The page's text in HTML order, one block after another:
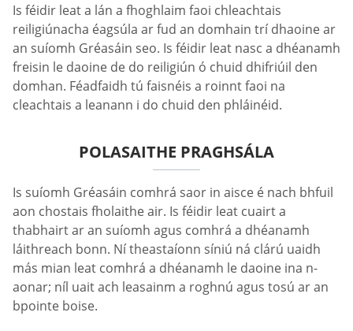
Is féidir leat a lán a fhoghlaim faoi chleachtais
reiligiúnacha éagsúla ar fud an domhain trí dhaoine ar
an suíomh Gréasáin seo. Is féidir leat nasc a dhéanamh
freisin le daoine de do reiligiún ó chuid dhifriúil den
domhan. Féadfaidh tú faisnéis a roinnt faoi na
cleachtais a leanann i do chuid den phláinéid.
POLASAITHE PRAGHSÁLA
Is suíomh Gréasáin comhrá saor in aisce é nach bhfuil
aon chostais fholaithe air. Is féidir leat cuairt a
thabhairt ar an suíomh agus comhrá a dhéanamh
láithreach bonn. Ní theastaíonn síniú ná clárú uaidh
más mian leat comhrá a dhéanamh le daoine ina n-
aonar; níl uait ach leasainm a roghnú agus tosú ar an
bpointe boise.